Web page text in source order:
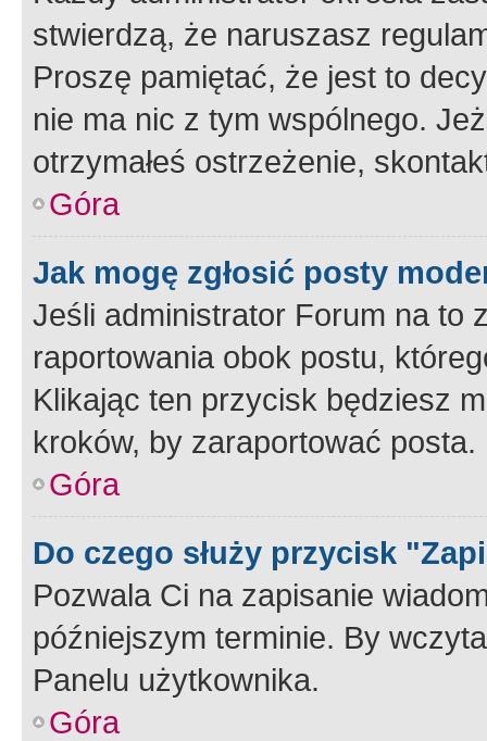
stwierdzą, że naruszasz
Proszę pamiętać, że jest to
nie ma nic z tym wspólnego.
otrzymałeś ostrzeżenie,
Góra
Jak mogę zgłosić posty
Jeśli administrator Forum na to
raportowania obok postu,
Klikając ten przycisk będziesz
kroków, by zaraportować posta.
Góra
Do czego służy przycisk
Pozwala Ci na zapisanie
późniejszym terminie. By
Panelu użytkownika.
Góra